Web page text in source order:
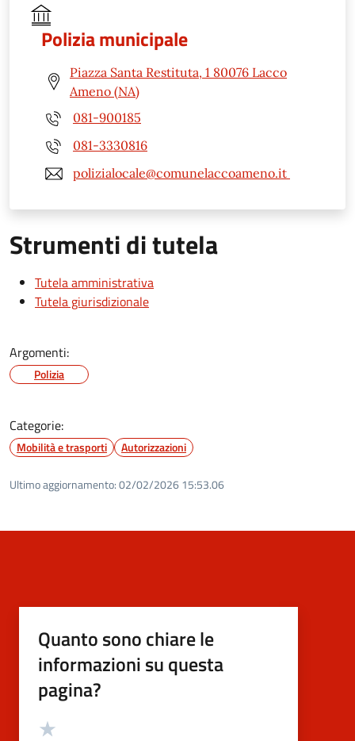
Polizia municipale
Piazza Santa Restituta, 1 80076 Lacco
Ameno (NA)
081-900185
081-3330816
polizialocale@comunelaccoameno.it
Strumenti di tutela
Tutela amministrativa
Tutela giurisdizionale
Argomenti:
Polizia
Categorie:
Mobilità e trasporti Autorizzazioni
Ultimo aggiornamento:02/02/2026 15:53.06
Quanto sono chiare le
informazioni su questa
pagina?
Valutazione